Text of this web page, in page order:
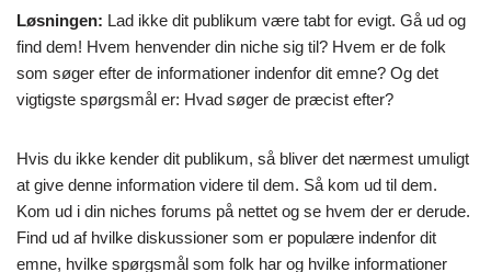
Løsningen: Lad ikke dit publikum være tabt for evigt. Gå ud og
find dem! Hvem henvender din niche sig til? Hvem er de folk
som søger efter de informationer indenfor dit emne? Og det
vigtigste spørgsmål er: Hvad søger de præcist efter?
Hvis du ikke kender dit publikum, så bliver det nærmest umuligt
at give denne information videre til dem. Så kom ud til dem.
Kom ud i din niches forums på nettet og se hvem der er derude.
Find ud af hvilke diskussioner som er populære indenfor dit
emne, hvilke spørgsmål som folk har og hvilke informationer